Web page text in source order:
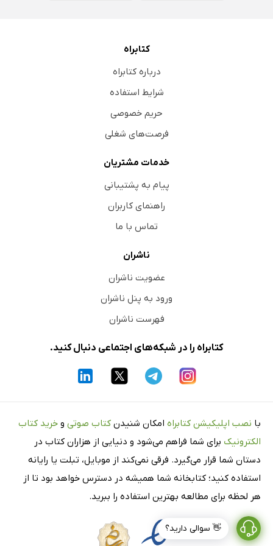
👋 سوالی دارید؟
کتابراه
درباره کتابراه
شرایط استفاده
حریم خصوصی
فرصت‌های شغلی
خدمات مشتریان
پیام به پشتیبانی
راهنمای کاربران
تماس با ما
ناشران
عضویت ناشران
ورود به پنل ناشران
فهرست ناشران
کتابراه را در شبکه‌های اجتماعی دنبال کنید.
با نصب اپلیکیشن کتابراه امکان شنیدن کتاب صوتی و خرید کتاب
الکترونیک برای شما فراهم می‌شود و دنیایی از هزاران کتاب در
دستان شما قرار می‌گیرد. فرقی نمی‌کند از موبایل، تبلت یا رایانه
استفاده کنید؛ کتابخانه شما همیشه در دسترس خواهد بود تا از
هر لحظه برای مطالعه بهترین استفاده را ببرید.